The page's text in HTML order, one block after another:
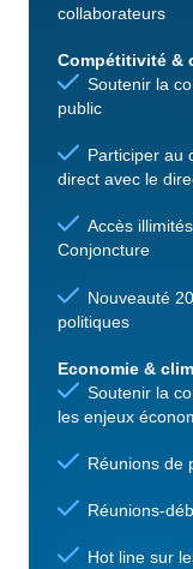
collaborateurs
Compétitivité &
Soutenir la
public
Participer au
direct avec le
Accès
Conjoncture
Nouveauté
politiques
Economie &
Soutenir la
les enjeux
Réunions de
Réunions-
Hot line sur